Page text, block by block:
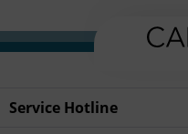
Service Hotline